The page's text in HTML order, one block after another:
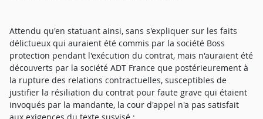
Attendu qu'en statuant ainsi, sans s'expliquer sur les faits
délictueux qui auraient été commis par la société Boss
protection pendant l'exécution du contrat, mais n'auraient été
découverts par la société ADT France que postérieurement à
la rupture des relations contractuelles, susceptibles de
justifier la résiliation du contrat pour faute grave qui étaient
invoqués par la mandante, la cour d'appel n'a pas satisfait